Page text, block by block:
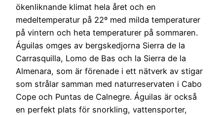
ökenliknande klimat hela året och en
medeltemperatur på 22º med milda temperaturer
på vintern och heta temperaturer på sommaren.
Águilas omges av bergskedjorna Sierra de la
Carrasquilla, Lomo de Bas och la Sierra de la
Almenara, som är förenade i ett nätverk av stigar
som strålar samman med naturreservaten i Cabo
Cope och Puntas de Calnegre. Águilas är också
en perfekt plats för snorkling, vattensporter,